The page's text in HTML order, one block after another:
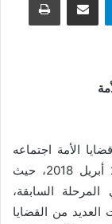
الأمة اجتماعه
العادي بمدينة الدار البيضاء، يوم الخميس 26 أبريل 2018، حيث
السابقة،
من القضايا